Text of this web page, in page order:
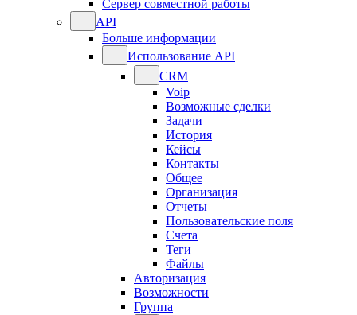
Сервер совместной работы
API
Больше информации
Использование API
CRM
Voip
Возможные сделки
Задачи
История
Кейсы
Контакты
Общее
Организация
Отчеты
Пользовательские поля
Счета
Теги
Файлы
Авторизация
Возможности
Группа